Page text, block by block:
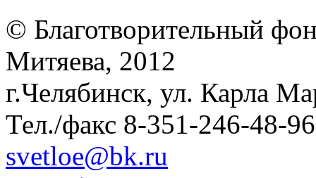
© Благотворительный
Митяева, 2012
г.Челябинск, ул. Карла
Тел./факс 8-351-246-48-96
svetloe@bk.ru